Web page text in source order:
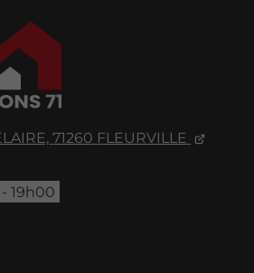
71260 FLEURVILLE
19h00